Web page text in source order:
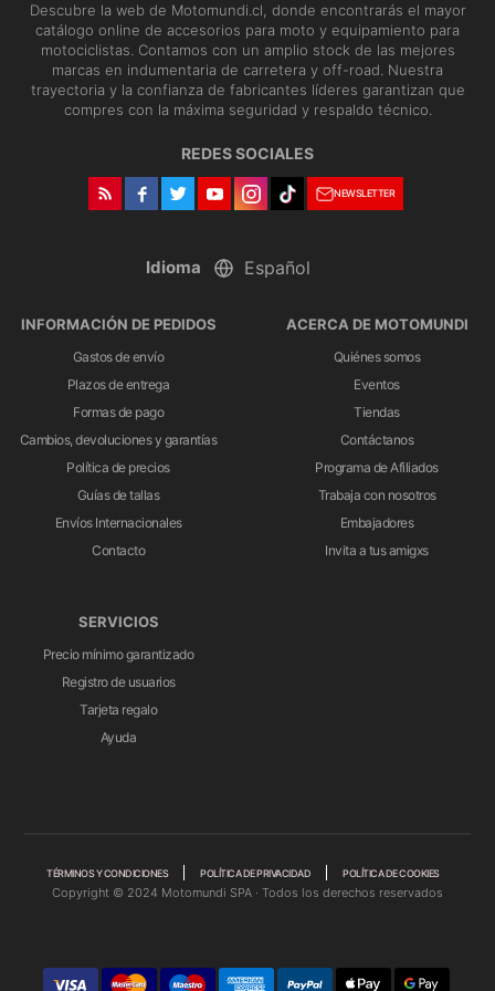
Descubre la web de Motomundi.cl, donde encontrarás el mayor
catálogo online de accesorios para moto y equipamiento para
motociclistas. Contamos con un amplio stock de las mejores
marcas en indumentaria de carretera y off-road. Nuestra
trayectoria y la confianza de fabricantes líderes garantizan que
compres con la máxima seguridad y respaldo técnico.
REDES SOCIALES
NEWSLETTER
Idioma
INFORMACIÓN DE PEDIDOS
Gastos de envío
Plazos de entrega
Formas de pago
Cambios, devoluciones y garantías
Política de precios
Guías de tallas
Envíos Internacionales
Contacto
ACERCA DE MOTOMUNDI
Quiénes somos
Eventos
Tiendas
Contáctanos
Programa de Afiliados
Trabaja con nosotros
Embajadores
Invita a tus amigxs
SERVICIOS
Precio mínimo garantizado
Registro de usuarios
Tarjeta regalo
Ayuda
TÉRMINOS Y CONDICIONES POLÍTICA DE PRIVACIDAD POLÍTICA DE COOKIES
Copyright © 2024 Motomundi SPA · Todos los derechos reservados